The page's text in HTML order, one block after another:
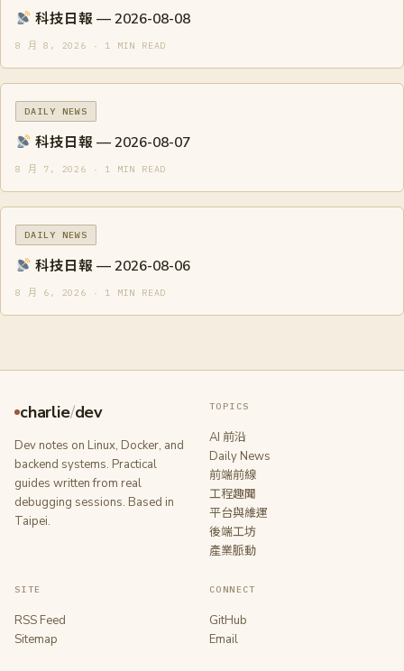
科技日報 — 2026-08-08
8 月 8, 2026 · 1 MIN READ
DAILY NEWS
科技日報 — 2026-08-07
8 月 7, 2026 · 1 MIN READ
DAILY NEWS
科技日報 — 2026-08-06
8 月 6, 2026 · 1 MIN READ
charlie/dev
Dev notes on Linux, Docker, and
backend systems. Practical
guides written from real
debugging sessions. Based in
Taipei.
TOPICS
AI 前沿
Daily News
前端前線
工程趣聞
平台與維運
後端工坊
產業脈動
SITE
RSS Feed
Sitemap
CONNECT
GitHub
Email